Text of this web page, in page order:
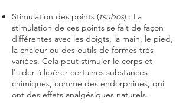
Stimulation des points (tsubos) : La
stimulation de ces points se fait de façon
différentes avec les doigts, la main, le pied,
la chaleur ou des outils de formes très
variées. Cela peut stimuler le corps et
l'aider à libérer certaines substances
chimiques, comme des endorphines, qui
ont des effets analgésiques naturels.